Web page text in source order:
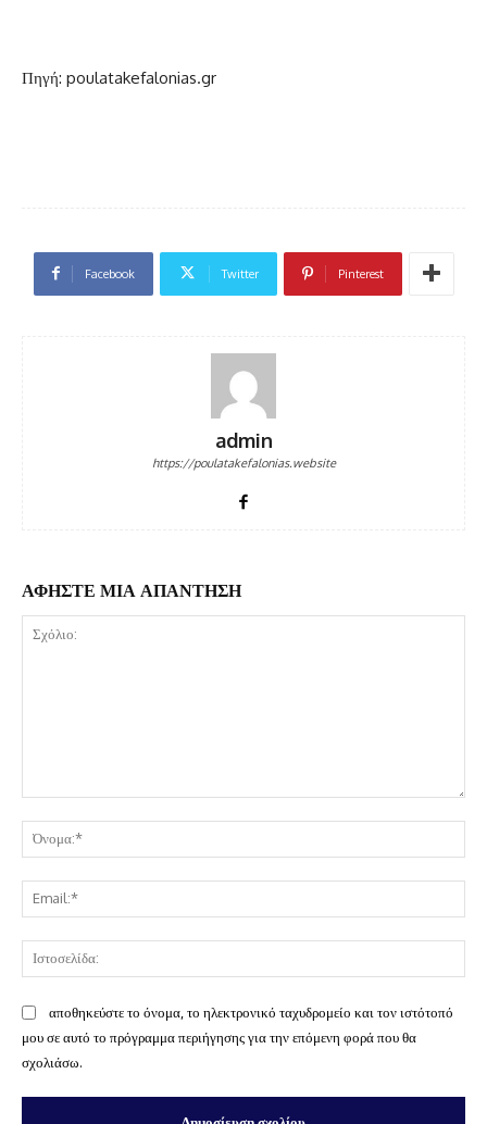
Πηγή: poulatakefalonias.gr
Facebook Twitter Pinterest
admin
https://poulatakefalonias.website
ΑΦΗΣΤΕ ΜΙΑ ΑΠΑΝΤΗΣΗ
αποθηκεύστε το όνομα, το ηλεκτρονικό ταχυδρομείο και τον ιστότοπό
μου σε αυτό το πρόγραμμα περιήγησης για την επόμενη φορά που θα
σχολιάσω.